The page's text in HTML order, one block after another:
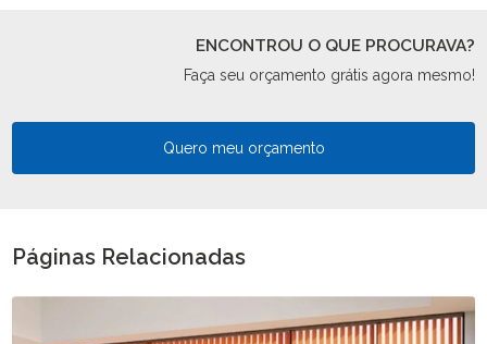
ENCONTROU O QUE PROCURAVA?
Faça seu orçamento grátis agora mesmo!
Quero meu orçamento
Páginas Relacionadas